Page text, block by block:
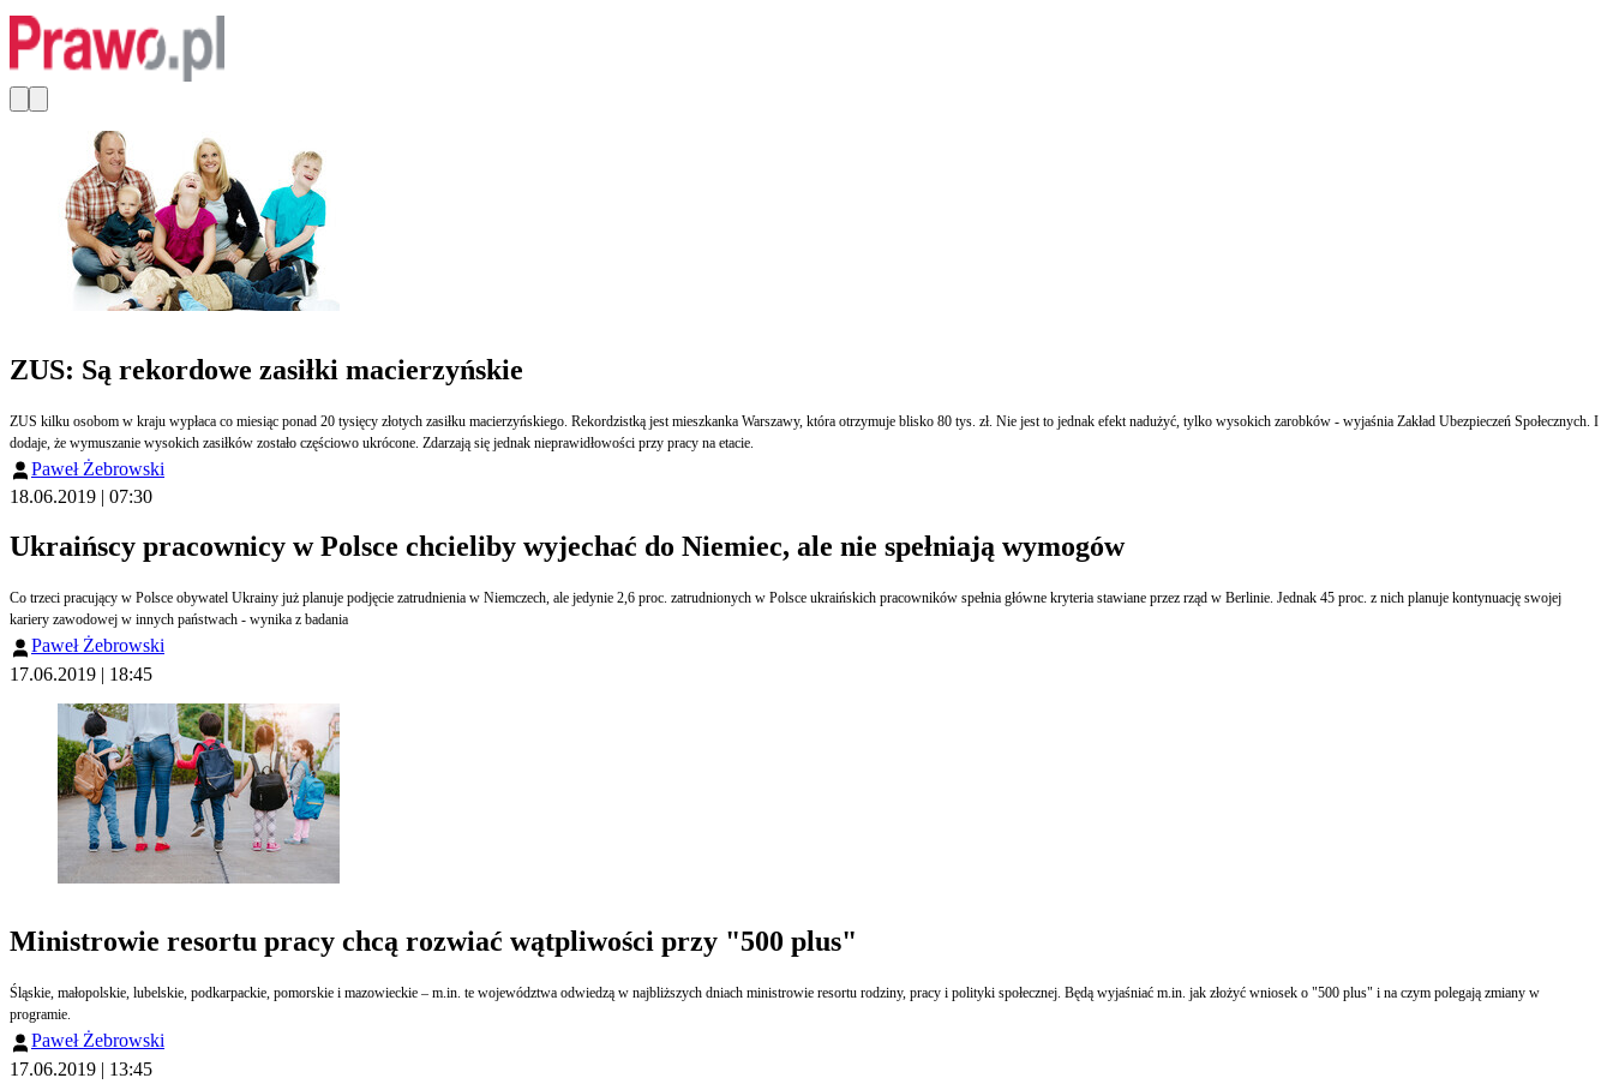
ZUS: Są rekordowe zasiłki macierzyńskie
ZUS kilku osobom w kraju wypłaca co miesiąc ponad 20 tysięcy złotych zasiłku macierzyńskiego. Rekordzistką jest mieszkanka Warszawy, która otrzymuje blisko 80 tys. zł. Nie jest to jednak efekt nadużyć, tylko wysokich zarobków - wyjaśnia Zakład Ubezpieczeń Społecznych. I
dodaje, że wymuszanie wysokich zasiłków zostało częściowo ukrócone. Zdarzają się jednak nieprawidłowości przy pracy na etacie.
Paweł Żebrowski
18.06.2019 | 07:30
Ukraińscy pracownicy w Polsce chcieliby wyjechać do Niemiec, ale nie spełniają wymogów
Co trzeci pracujący w Polsce obywatel Ukrainy już planuje podjęcie zatrudnienia w Niemczech, ale jedynie 2,6 proc. zatrudnionych w Polsce ukraińskich pracowników spełnia główne kryteria stawiane przez rząd w Berlinie. Jednak 45 proc. z nich planuje kontynuację swojej
kariery zawodowej w innych państwach - wynika z badania
Paweł Żebrowski
17.06.2019 | 18:45
Ministrowie resortu pracy chcą rozwiać wątpliwości przy "500 plus"
Śląskie, małopolskie, lubelskie, podkarpackie, pomorskie i mazowieckie – m.in. te województwa odwiedzą w najbliższych dniach ministrowie resortu rodziny, pracy i polityki społecznej. Będą wyjaśniać m.in. jak złożyć wniosek o "500 plus" i na czym polegają zmiany w
programie.
Paweł Żebrowski
17.06.2019 | 13:45